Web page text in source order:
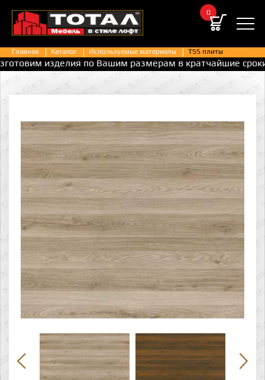
0
Главная Каталог Используемые материалы TSS плиты
изделия по Вашим размерам в кратчайшие сроки